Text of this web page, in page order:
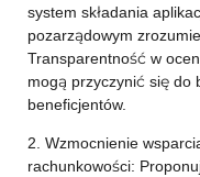
system składania
pozarządowym
Transparentność w
mogą przyczynić się do
beneficjentów.
2. Wzmocnienie
rachunkowości: